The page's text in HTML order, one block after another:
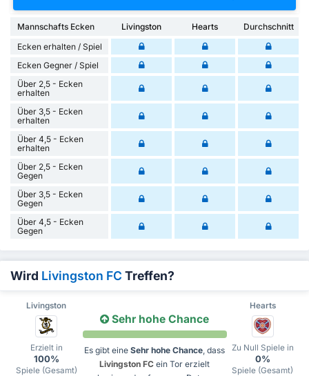
Mannschafts Ecken Livingston Hearts
Durchschnitt
Ecken erhalten / Spiel
Ecken Gegner / Spiel
Über 2,5 - Ecken
erhalten
Über 3,5 - Ecken
erhalten
Über 4,5 - Ecken
erhalten
Über 2,5 - Ecken
Gegen
Über 3,5 - Ecken
Gegen
Über 4,5 - Ecken
Gegen
Wird Livingston FC Treffen?
Livingston Hearts
Erzielt in
100%
Spiele (Gesamt)
Sehr hohe Chance
Es gibt eine Sehr hohe Chance, dass
Livingston FC ein Tor erzielt
Zu Null Spiele in
0%
Spiele (Gesamt)